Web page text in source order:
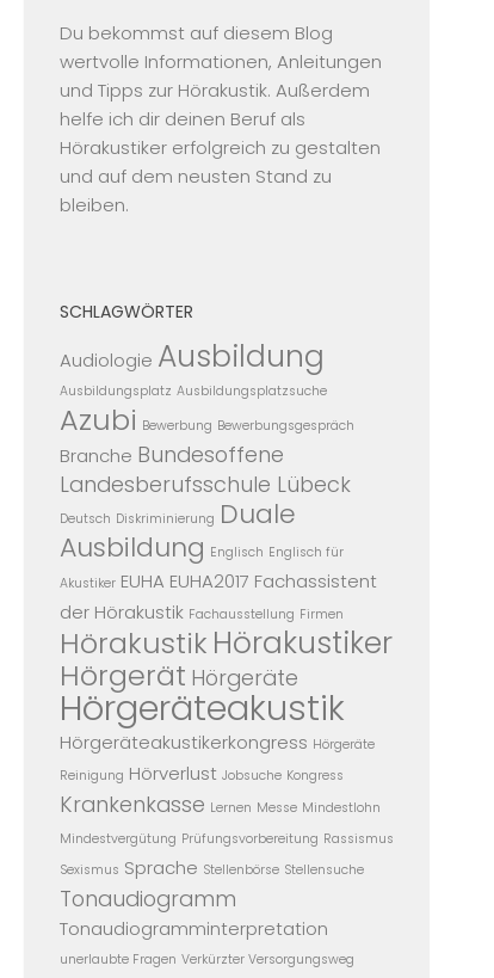
Du bekommst auf diesem Blog
wertvolle Informationen, Anleitungen
und Tipps zur Hörakustik. Außerdem
helfe ich dir deinen Beruf als
Hörakustiker erfolgreich zu gestalten
und auf dem neusten Stand zu
bleiben.
SCHLAGWÖRTER
Audiologie Ausbildung
Ausbildungsplatz Ausbildungsplatzsuche
Azubi Bewerbung Bewerbungsgespräch
Branche Bundesoffene
Landesberufsschule Lübeck
Deutsch Diskriminierung Duale
Ausbildung Englisch Englisch für
Akustiker EUHA EUHA2017 Fachassistent
der Hörakustik Fachausstellung Firmen
Hörakustik Hörakustiker
Hörgerät Hörgeräte
Hörgeräteakustik
Hörgeräteakustikerkongress Hörgeräte
Reinigung Hörverlust Jobsuche Kongress
Krankenkasse Lernen Messe Mindestlohn
Mindestvergütung Prüfungsvorbereitung Rassismus
Sexismus Sprache Stellenbörse Stellensuche
Tonaudiogramm
Tonaudiogramminterpretation
unerlaubte Fragen Verkürzter Versorgungsweg